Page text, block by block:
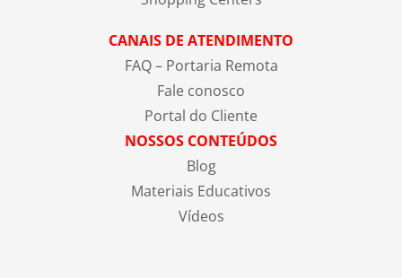
CANAIS DE ATENDIMENTO
FAQ – Portaria Remota
Fale conosco
Portal do Cliente
NOSSOS CONTEÚDOS
Blog
Materiais Educativos
Vídeos